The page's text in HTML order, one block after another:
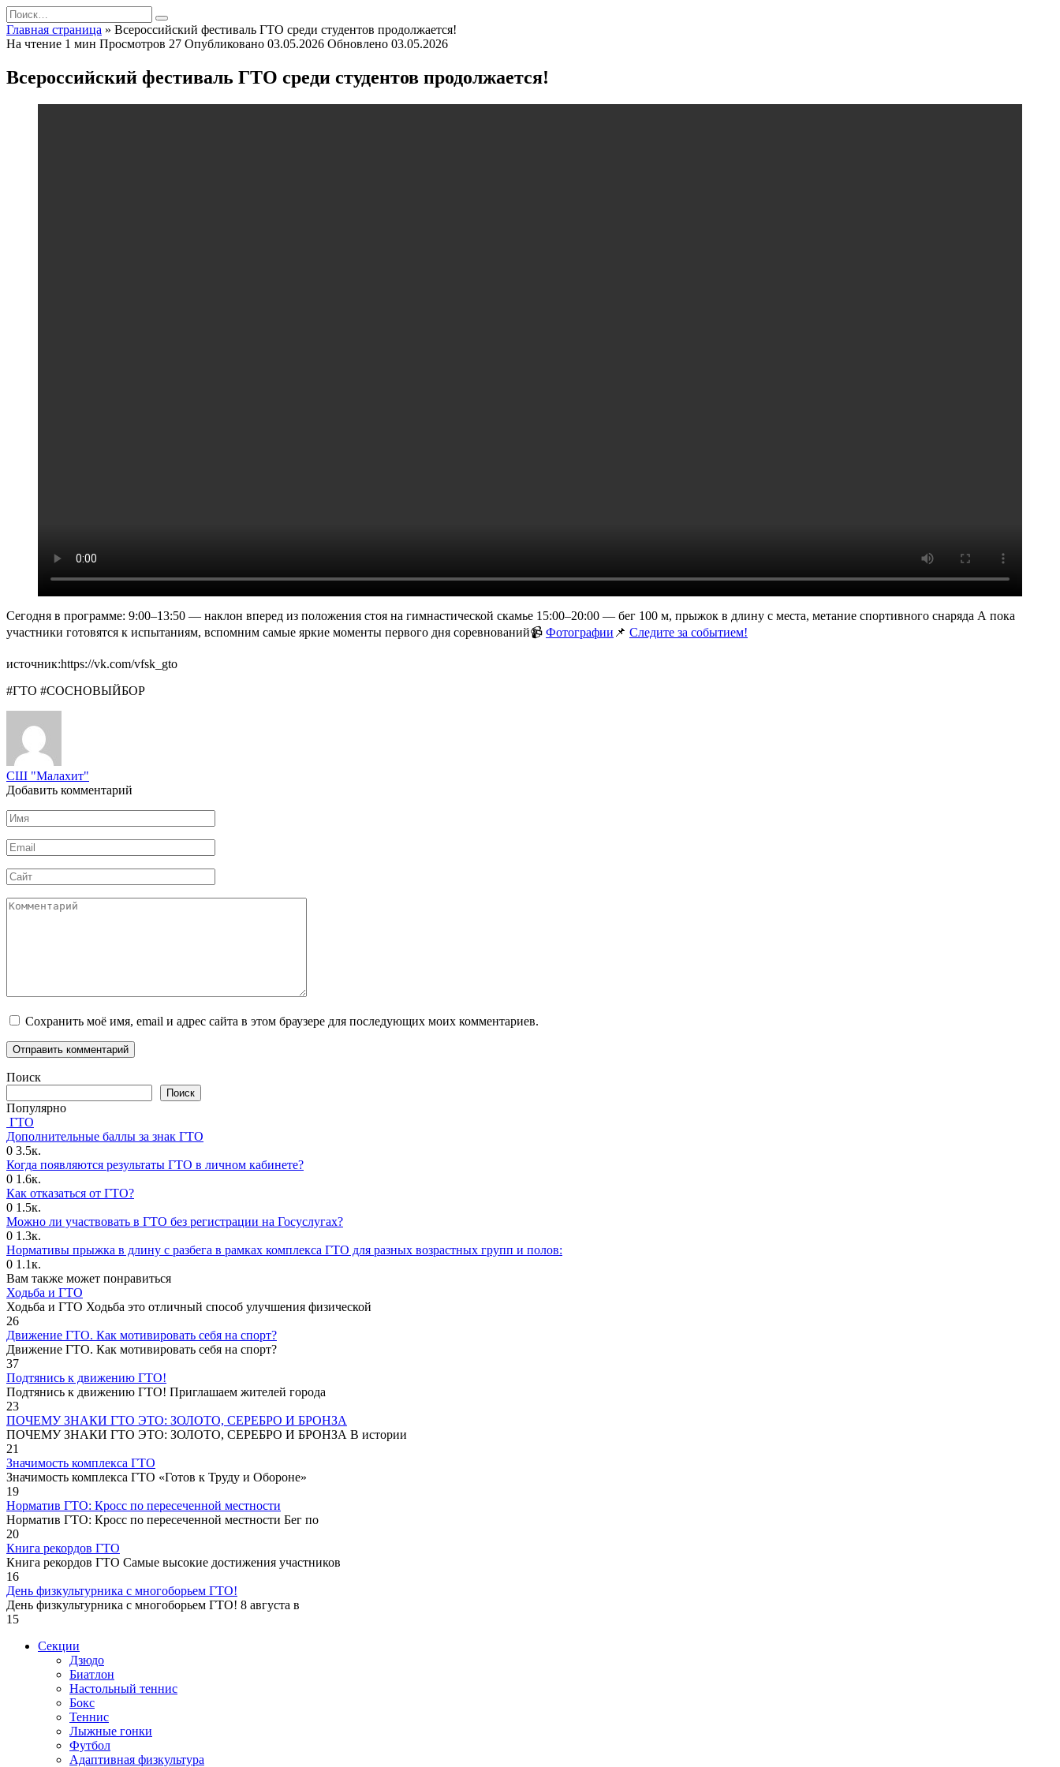
Перейти
к
содержанию
Search
for:
Главная страница » Всероссийский фестиваль ГТО среди студентов продолжается!
На чтение 1 мин Просмотров 27 Опубликовано 03.05.2026 Обновлено 03.05.2026
Всероссийский фестиваль ГТО среди студентов продолжается!
Сегодня в программе: 9:00–13:50 — наклон вперед из положения стоя на гимнастической скамье 15:00–20:00 — бег 100 м, прыжок в длину с места, метание спортивного снаряда А пока
участники готовятся к испытаниям, вспомним самые яркие моменты первого дня соревнований📹 Фотографии 📌 Следите за событием!
источник:https://vk.com/vfsk_gto
#ГТО #СОСНОВЫЙБОР
СШ "Малахит"
Добавить комментарий
Имя
*
Email
*
Сайт
Комментарий
Сохранить моё имя, email и адрес сайта в этом браузере для последующих моих комментариев.
Поиск
Поиск
Популярно
ГТО
Дополнительные баллы за знак ГТО
0 3.5к.
Когда появляются результаты ГТО в личном кабинете?
0 1.6к.
Как отказаться от ГТО?
0 1.5к.
Можно ли участвовать в ГТО без регистрации на Госуслугах?
0 1.3к.
Нормативы прыжка в длину с разбега в рамках комплекса ГТО для разных возрастных групп и полов:
0 1.1к.
Вам также может понравиться
Ходьба и ГТО
Ходьба и ГТО Ходьба это отличный способ улучшения физической
26
Движение ГТО. Как мотивировать себя на спорт?️
Движение ГТО. Как мотивировать себя на спорт?
37
Подтянись к движению ГТО!
Подтянись к движению ГТО! Приглашаем жителей города
23
ПОЧЕМУ ЗНАКИ ГТО ЭТО: ЗОЛОТО, СЕРЕБРО И БРОНЗА
ПОЧЕМУ ЗНАКИ ГТО ЭТО: ЗОЛОТО, СЕРЕБРО И БРОНЗА В истории
21
Значимость комплекса ГТО
Значимость комплекса ГТО «Готов к Труду и Обороне»
19
Норматив ГТО: Кросс по пересеченной местности
Норматив ГТО: Кросс по пересеченной местности Бег по
20
Книга рекордов ГТО
Книга рекордов ГТО Самые высокие достижения участников
16
День физкультурника с многоборьем ГТО!
День физкультурника с многоборьем ГТО! 8 августа в
15
Секции
Дзюдо
Биатлон
Настольный теннис
Бокс
Теннис
Лыжные гонки
Футбол
Адаптивная физкультура